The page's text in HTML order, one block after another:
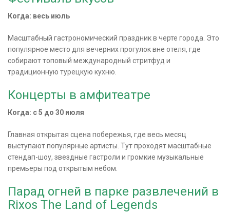
Когда: весь июль
Масштабный гастрономический праздник в черте города. Это
популярное место для вечерних прогулок вне отеля, где
собирают топовый международный стритфуд и
традиционную турецкую кухню.
Концерты в амфитеатре
Когда: с 5 до 30 июля
Главная открытая сцена побережья, где весь месяц
выступают популярные артисты. Тут проходят масштабные
стендап-шоу, звездные гастроли и громкие музыкальные
премьеры под открытым небом.
Парад огней в парке развлечений в
Rixos The Land of Legends